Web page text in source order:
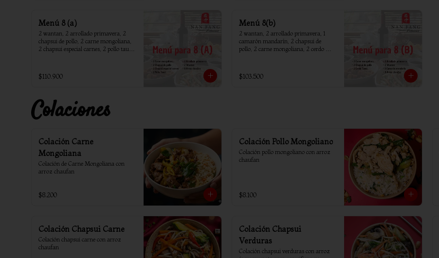
Menú 8 (a)
2 wantan, 2 arrollado primavera, 2
chapsui de pollo, 2 carne mongoliana,
2 chapsui especial carnes, 2 pollo tausi,
$110.900
Menú 8(b)
2 wantan, 2 arrollado primavera, 1
camarón mandarín, 2 chapsui de
pollo, 2 carne mongoliana, 2 cerdo
$103.500
Colaciones
Colación Carne
Mongoliana
Colación de Carne Mongoliana con
arroz chaufan
$8.200
Colación Pollo Mongoliano
Colación pollo mongoliano con arroz
chaufan
$8.100
Colación Chapsui Carne
Colación chapsui carne con arroz
chaufan
Colación Chapsui
Verduras
Colación chapsui verduras con arroz